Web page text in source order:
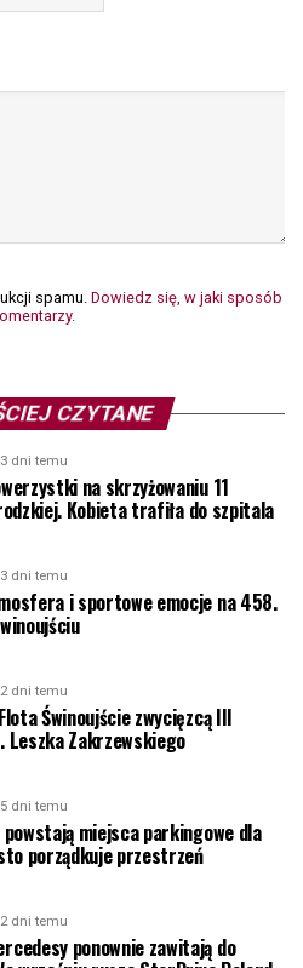
spamu.Dowiedz się, w jaki sposób
CZYTANE
3 dni temu
na skrzyżowaniu 11
Kobieta trafiła do szpitala
3 dni temu
i sportowe emocje na 458.
2 dni temu
Świnoujście zwycięzcą III
Leszka Zakrzewskiego
5 dni temu
powstają miejsca parkingowe dla
porządkuje przestrzeń
2 dni temu
ponownie zawitają do